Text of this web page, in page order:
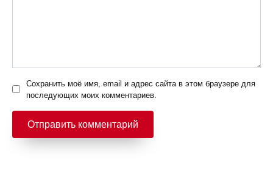
Сохранить моё имя, email и адрес сайта в этом браузере для
последующих моих комментариев.